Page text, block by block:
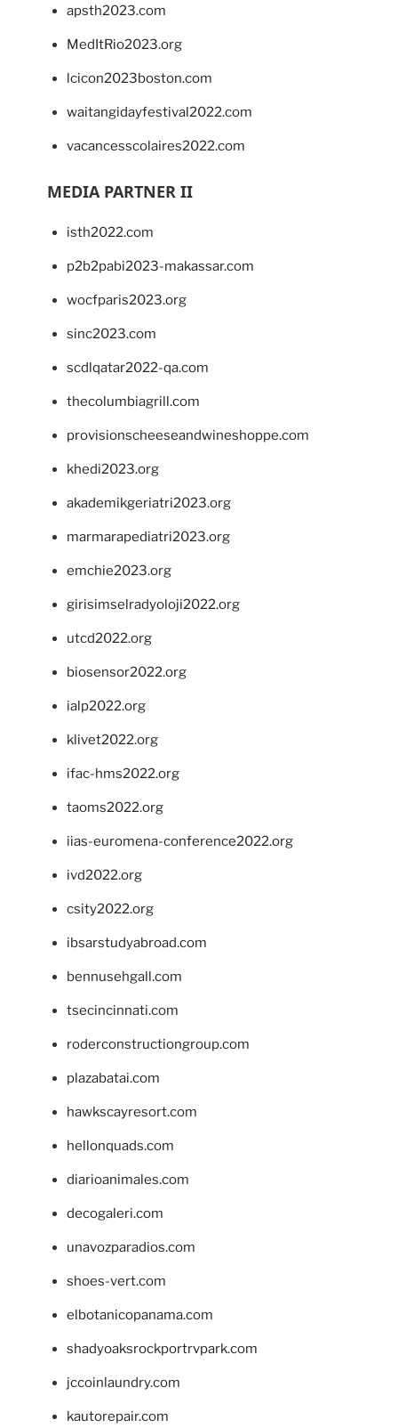
apsth2023.com
MedItRio2023.org
lcicon2023boston.com
waitangidayfestival2022.com
vacancesscolaires2022.com
MEDIA PARTNER II
isth2022.com
p2b2pabi2023-makassar.com
wocfparis2023.org
sinc2023.com
scdlqatar2022-qa.com
thecolumbiagrill.com
provisionscheeseandwineshoppe.com
khedi2023.org
akademikgeriatri2023.org
marmarapediatri2023.org
emchie2023.org
girisimselradyoloji2022.org
utcd2022.org
biosensor2022.org
ialp2022.org
klivet2022.org
ifac-hms2022.org
taoms2022.org
iias-euromena-conference2022.org
ivd2022.org
csity2022.org
ibsarstudyabroad.com
bennusehgall.com
tsecincinnati.com
roderconstructiongroup.com
plazabatai.com
hawkscayresort.com
hellonquads.com
diarioanimales.com
decogaleri.com
unavozparadios.com
shoes-vert.com
elbotanicopanama.com
shadyoaksrockportrvpark.com
jccoinlaundry.com
kautorepair.com